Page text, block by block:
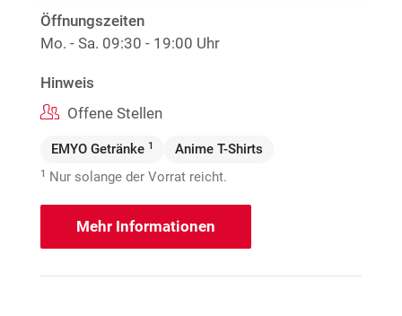
Öffnungszeiten
Mo. - Sa. 09:30 - 19:00 Uhr
Hinweis
Offene Stellen
EMYO Getränke 1 Anime T-Shirts
1 Nur solange der Vorrat reicht.
Mehr Informationen